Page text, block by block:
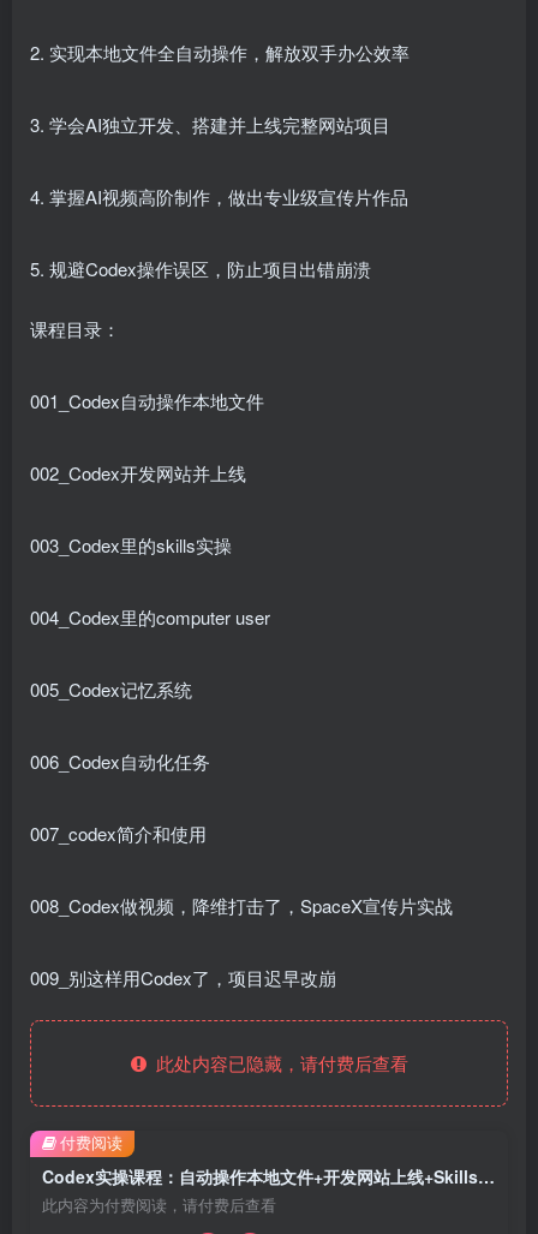
2. 实现本地文件全自动操作，解放双手办公效率
3. 学会AI独立开发、搭建并上线完整网站项目
4. 掌握AI视频高阶制作，做出专业级宣传片作品
5. 规避Codex操作误区，防止项目出错崩溃
课程目录：
001_Codex自动操作本地文件
002_Codex开发网站并上线
003_Codex里的skills实操
004_Codex里的computer user
005_Codex记忆系统
006_Codex自动化任务
007_codex简介和使用
008_Codex做视频，降维打击了，SpaceX宣传片实战
009_别这样用Codex了，项目迟早改崩
此处内容已隐藏，请付费后查看
Codex实操课程：自动操作本地文件+开发网站上线+Skills实操，AI编程全技能
此内容为付费阅读，请付费后查看
付费阅读